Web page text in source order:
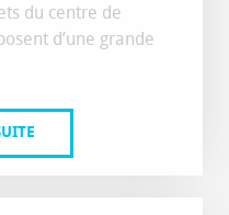
du centre de
d’une grande